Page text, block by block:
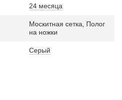
24 месяца
Москитная сетка, Полог
на ножки
Серый